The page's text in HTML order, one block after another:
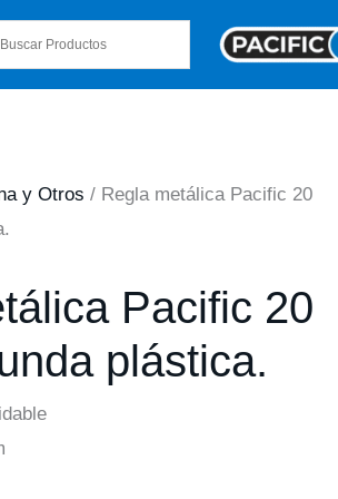
y Otros / Regla metálica Pacific 20
Pacific 20
plástica.